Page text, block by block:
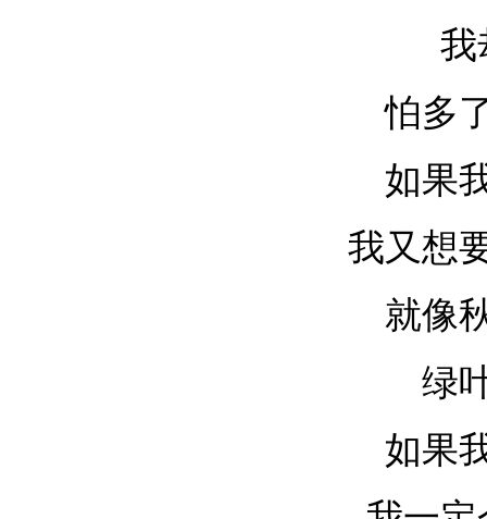
我
怕多
如果
我又想
就像
绿
如果